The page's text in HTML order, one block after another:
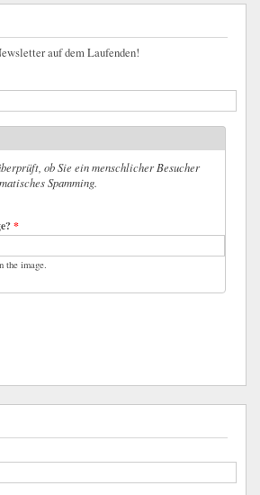
auf dem Laufenden!
ob Sie ein menschlicher Besucher
Spamming.
*
the image.